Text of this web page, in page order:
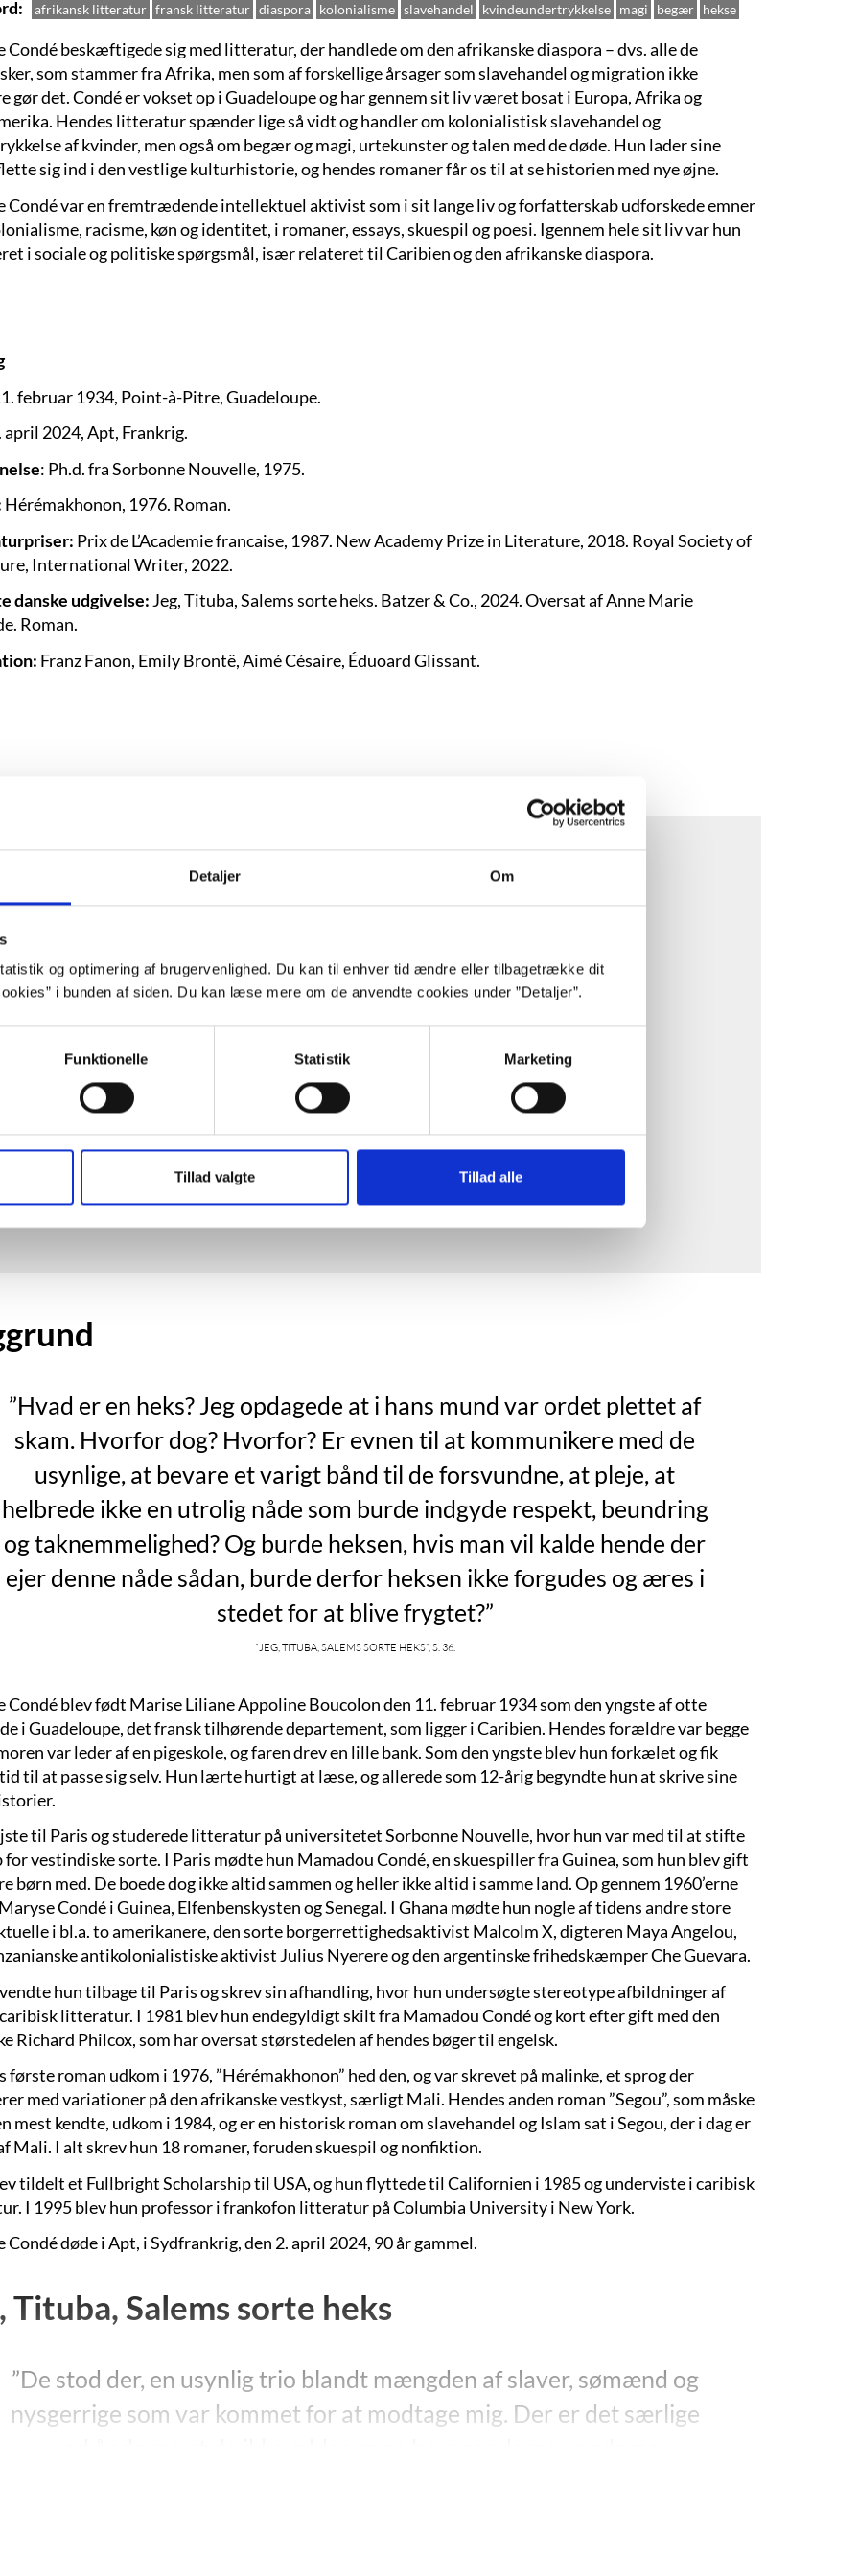
Detaljer Om
og optimering af brugervenlighed. Du kan til enhver tid ændre eller tilbagetrække dit
i bunden af siden. Du kan læse mere om de anvendte cookies under ”Detaljer”.
Funktionelle Statistik Marketing
Tillad valgte Tillad alle
afrikansk litteratur fransk litteratur diaspora kolonialisme slavehandel kvindeundertrykkelse magi begær hekse
Condé beskæftigede sig med litteratur, der handlede om den afrikanske diaspora – dvs. alle de
som stammer fra Afrika, men som af forskellige årsager som slavehandel og migration ikke
gør det. Condé er vokset op i Guadeloupe og har gennem sit liv været bosat i Europa, Afrika og
Hendes litteratur spænder lige så vidt og handler om kolonialistisk slavehandel og
af kvinder, men også om begær og magi, urtekunster og talen med de døde. Hun lader sine
sig ind i den vestlige kulturhistorie, og hendes romaner får os til at se historien med nye øjne.
Condé var en fremtrædende intellektuel aktivist som i sit lange liv og forfatterskab udforskede emner
racisme, køn og identitet, i romaner, essays, skuespil og poesi. Igennem hele sit liv var hun
i sociale og politiske spørgsmål, især relateret til Caribien og den afrikanske diaspora.
februar 1934, Point-à-Pitre, Guadeloupe.
april 2024, Apt, Frankrig.
: Ph.d. fra Sorbonne Nouvelle, 1975.
Hérémakhonon, 1976. Roman.
Prix de L’Academie francaise, 1987. New Academy Prize in Literature, 2018. Royal Society of
International Writer, 2022.
danske udgivelse: Jeg, Tituba, Salems sorte heks. Batzer & Co., 2024. Oversat af Anne Marie
Roman.
Franz Fanon, Emily Brontë, Aimé Césaire, Éduoard Glissant.
Indholdet stilles nemlig til rådighed af en tredjepart.
Opdater samtykke
”Hvad er en heks? Jeg opdagede at i hans mund var ordet plettet af
skam. Hvorfor dog? Hvorfor? Er evnen til at kommunikere med de
usynlige, at bevare et varigt bånd til de forsvundne, at pleje, at
helbrede ikke en utrolig nåde som burde indgyde respekt, beundring
og taknemmelighed? Og burde heksen, hvis man vil kalde hende der
ejer denne nåde sådan, burde derfor heksen ikke forgudes og æres i
stedet for at blive frygtet?”
”Jeg, Tituba, Salems sorte heks”, s. 36.
Condé blev født Marise Liliane Appoline Boucolon den 11. februar 1934 som den yngste af otte
i Guadeloupe, det fransk tilhørende departement, som ligger i Caribien. Hendes forældre var begge
var leder af en pigeskole, og faren drev en lille bank. Som den yngste blev hun forkælet og fik
til at passe sig selv. Hun lærte hurtigt at læse, og allerede som 12-årig begyndte hun at skrive sine
til Paris og studerede litteratur på universitetet Sorbonne Nouvelle, hvor hun var med til at stifte
for vestindiske sorte. I Paris mødte hun Mamadou Condé, en skuespiller fra Guinea, som hun blev gift
børn med. De boede dog ikke altid sammen og heller ikke altid i samme land. Op gennem 1960’erne
Condé i Guinea, Elfenbenskysten og Senegal. I Ghana mødte hun nogle af tidens andre store
i bl.a. to amerikanere, den sorte borgerrettighedsaktivist Malcolm X, digteren Maya Angelou,
antikolonialistiske aktivist Julius Nyerere og den argentinske frihedskæmper Che Guevara.
hun tilbage til Paris og skrev sin afhandling, hvor hun undersøgte stereotype afbildninger af
litteratur. I 1981 blev hun endegyldigt skilt fra Mamadou Condé og kort efter gift med den
Richard Philcox, som har oversat størstedelen af hendes bøger til engelsk.
første roman udkom i 1976, ”Hérémakhonon” hed den, og var skrevet på malinke, et sprog der
med variationer på den afrikanske vestkyst, særligt Mali. Hendes anden roman ”Segou”, som måske
mest kendte, udkom i 1984, og er en historisk roman om slavehandel og Islam sat i Segou, der i dag er
Mali. I alt skrev hun 18 romaner, foruden skuespil og nonfiktion.
tildelt et Fullbright Scholarship til USA, og hun flyttede til Californien i 1985 og underviste i caribisk
I 1995 blev hun professor i frankofon litteratur på Columbia University i New York.
Condé døde i Apt, i Sydfrankrig, den 2. april 2024, 90 år gammel.
Tituba, Salems sorte heks
”De stod der, en usynlig trio blandt mængden af slaver, sømænd og
nysgerrige som var kommet for at modtage mig. Der er det særlige